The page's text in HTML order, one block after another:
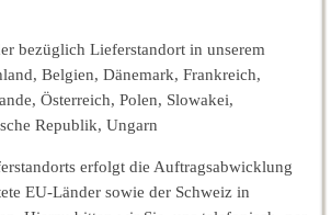
bezüglich Lieferstandort in unserem
Belgien, Dänemark, Frankreich,
Österreich, Polen, Slowakei,
Republik, Ungarn
erfolgt die Auftragsabwicklung
EU-Länder sowie der Schweiz in